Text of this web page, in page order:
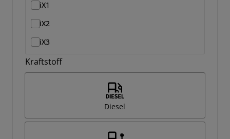
iX1
iX2
iX3
Kraftstoff
Diesel